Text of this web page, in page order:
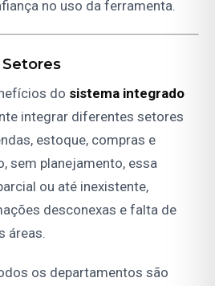
no uso da ferramenta.
do sistema integrado
integrar diferentes setores
estoque, compras e
sem planejamento, essa
ou até inexistente,
desconexas e falta de
áreas.
os departamentos são